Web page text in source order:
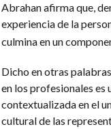
Abrahan afirma que,
experiencia de la
culmina en un
Dicho en otras
en los profesionales
contextualizada en el
cultural de las